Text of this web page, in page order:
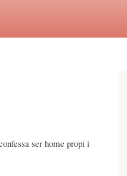
ser home propi i